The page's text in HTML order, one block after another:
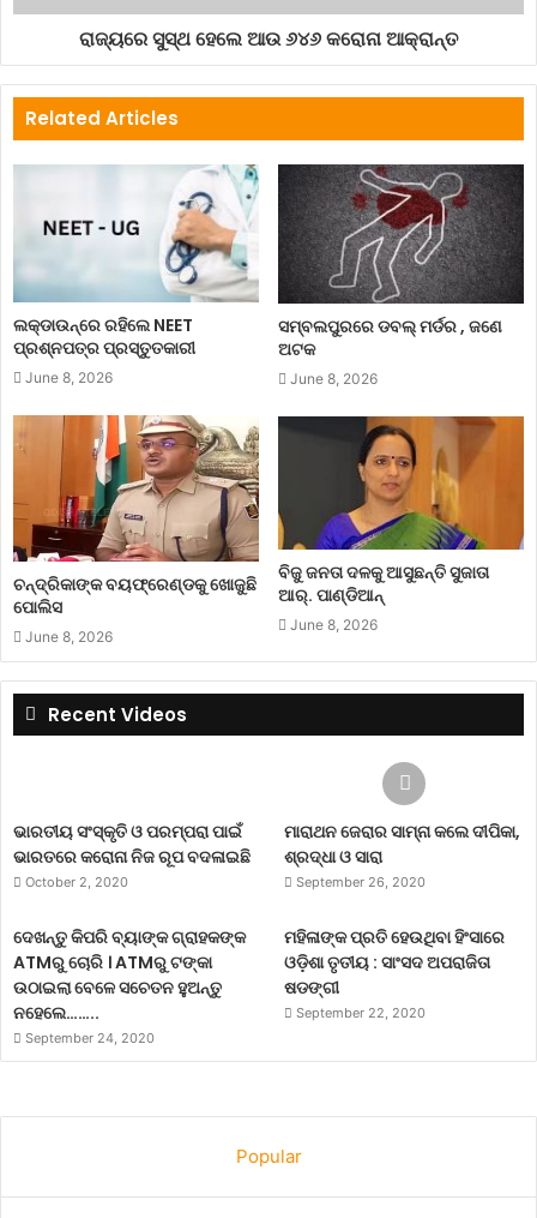
ରାଜ୍ୟରେ ସୁସ୍ଥ ହେଲେ ଆଉ ୬୪୬ କରୋନା ଆକ୍ରାନ୍ତ
Related Articles
ଲକ୍‌ଡାଉନ୍‌ରେ ରହିଲେ NEET
ପ୍ରଶ୍ନପତ୍ର ପ୍ରସ୍ତୁତକାରୀ
June 8, 2026
ସମ୍ବଲପୁରରେ ଡବଲ୍ ମର୍ଡର , ଜଣେ
ଅଟକ
June 8, 2026
ଚନ୍ଦ୍ରିକାଙ୍କ ବୟଫ୍ରେଣ୍ଡକୁ ଖୋଜୁଛି
ପୋଲିସ
June 8, 2026
ବିଜୁ ଜନତା ଦଳକୁ ଆସୁଛନ୍ତି ସୁଜାତା
ଆର୍‌. ପାଣ୍ଡିଆନ୍
June 8, 2026
Recent Videos
ଭାରତୀୟ ସଂସ୍କୃତି ଓ ପରମ୍ପରା ପାଇଁ
ଭାରତରେ କରୋନା ନିଜ ରୂପ ବଦଳାଇଛି
October 2, 2020
ମାରାଥନ ଜେରାର ସାମ୍ନା କଲେ ଦୀପିକା,
ଶ୍ରଦ୍ଧା ଓ ସାରା
September 26, 2020
ଦେଖନ୍ତୁ କିପରି ବ୍ୟାଙ୍କ ଗ୍ରାହକଙ୍କ
ATMରୁ ଚୋରି । ATMରୁ ଟଙ୍କା
ଉଠାଇଲା ବେଳେ ସଚେତନ ହୁଅନ୍ତୁ
ନହେଲେ……..
September 24, 2020
ମହିଳାଙ୍କ ପ୍ରତି ହେଉଥିବା ହିଂସାରେ
ଓଡ଼ିଶା ତୃତୀୟ : ସାଂସଦ ଅପରାଜିତା
ଷଡଙ୍ଗୀ
September 22, 2020
Popular